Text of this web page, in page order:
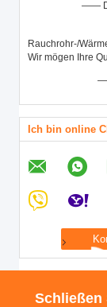
——
Rauchrohr-/
Wir mögen Ihre
Ich bin online
Schließen